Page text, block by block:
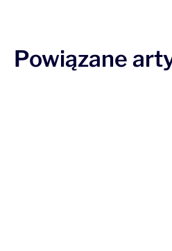
Powiązane